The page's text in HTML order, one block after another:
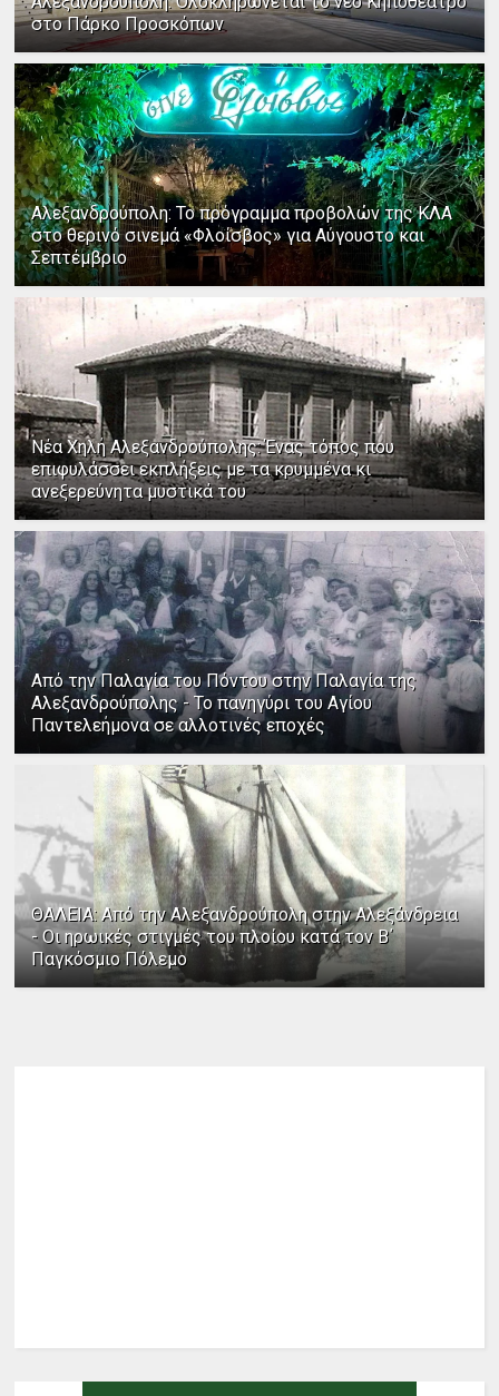
στο Πάρκο Προσκόπων
Αλεξανδρούπολη: Το πρόγραμμα προβολών της ΚΛΑ
στο θερινό σινεμά «Φλοίσβος» για Αύγουστο και
Σεπτέμβριο
Νέα Χηλή Αλεξανδρούπολης: Ένας τόπος που
επιφυλάσσει εκπλήξεις με τα κρυμμένα κι
ανεξερεύνητα μυστικά του
Από την Παλαγία του Πόντου στην Παλαγία της
Αλεξανδρούπολης - Το πανηγύρι του Αγίου
Παντελεήμονα σε αλλοτινές εποχές
ΘΑΛΕΙΑ: Από την Αλεξανδρούπολη στην Αλεξάνδρεια
- Οι ηρωικές στιγμές του πλοίου κατά τον Β΄
Παγκόσμιο Πόλεμο